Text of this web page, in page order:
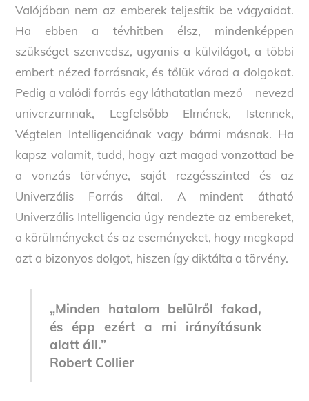
Valójában nem az emberek teljesítik be vágyaidat.
Ha ebben a tévhitben élsz, mindenképpen
szükséget szenvedsz, ugyanis a külvilágot, a többi
embert nézed forrásnak, és tőlük várod a dolgokat.
Pedig a valódi forrás egy láthatatlan mező – nevezd
univerzumnak, Legfelsőbb Elmének, Istennek,
Végtelen Intelligenciának vagy bármi másnak. Ha
kapsz valamit, tudd, hogy azt magad vonzottad be
a vonzás törvénye, saját rezgésszinted és az
Univerzális Forrás által. A mindent átható
Univerzális Intelligencia úgy rendezte az embereket,
a körülményeket és az eseményeket, hogy megkapd
azt a bizonyos dolgot, hiszen így diktálta a törvény.
„Minden hatalom belülről fakad,
és épp ezért a mi irányításunk
alatt áll.”
Robert Collier